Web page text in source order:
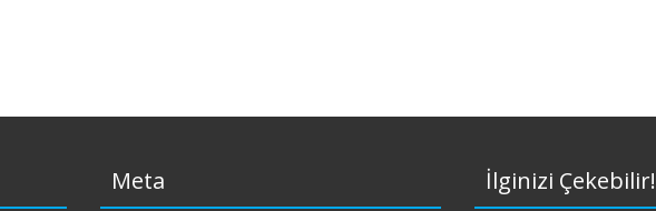
Meta İlginizi Çekebilir!